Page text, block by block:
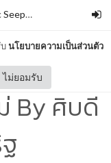
นโยบายความเป็นส่วนตัว
ไม่ยอมรับ
ต่าง
By ศิบดี